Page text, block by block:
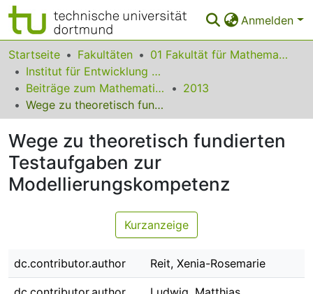
Anmelden
Bereiche & Sammlungen
Das gesamte Repositorium
Statistiken
FAQ
Leitlinien
Zurück zur Startseite
Startseite Fakultäten
01 Fakultät für Mathematik
Institut für Entwicklung und Erforschung des Mathematikunterrichts
Beiträge zum Mathematikunterricht
2013
Wege zu theoretisch fundierten Testaufgaben zur Modellierungskompetenz
Wege zu theoretisch fundierten
Testaufgaben zur
Modellierungskompetenz
Kurzanzeige
dc.contributor.author Reit, Xenia-Rosemarie